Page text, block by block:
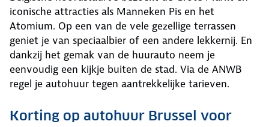
iconische attracties als Manneken Pis en het
Atomium. Op een van de vele gezellige terrassen
geniet je van speciaalbier of een andere lekkernij. En
dankzij het gemak van de huurauto neem je
eenvoudig een kijkje buiten de stad. Via de ANWB
regel je autohuur tegen aantrekkelijke tarieven.
Korting op autohuur Brussel voor